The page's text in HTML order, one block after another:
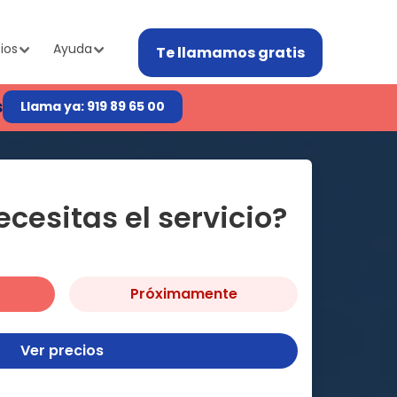
Ayuda Te llamamos gratis
Llama ya: 919 89 65 00
el servicio?
Próximamente
Ver precios